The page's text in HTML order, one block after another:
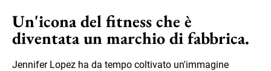
Un'icona del fitness che è
diventata un marchio di fabbrica.
Jennifer Lopez ha da tempo coltivato un'immagine